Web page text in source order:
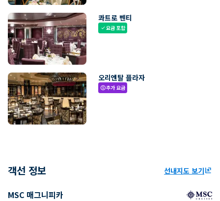
콰트로 벤티
check요금 포함
오리엔탈 플라자
paid추가 요금
객선 정보 선내지도 보기ungroup
MSC 매그니피카